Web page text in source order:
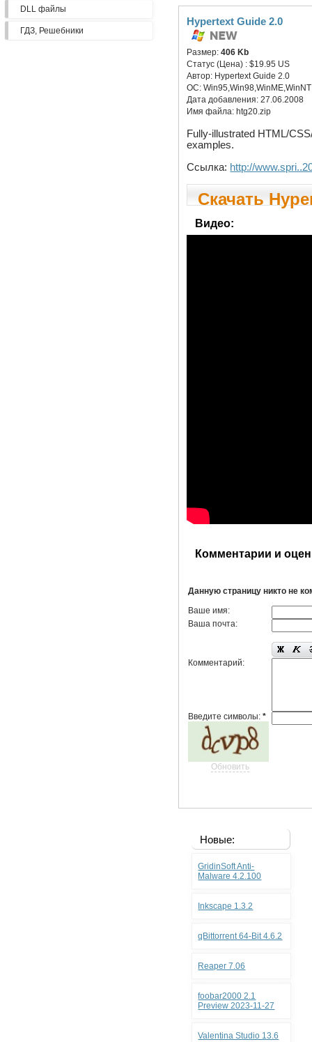
DLL файлы
ГДЗ, Решебники
Hypertext Guide 2.0
Размер:406 Kb
Статус (Цена) :$19.95 US
Автор: Hypertext Guide 2.0
ОС:
Дата добавления:27.06.2008
Имя файла: htg20.zip
Fully-illustrated HTML/
examples.
Ссылка: http://
Скачать
Видео:
Комментарии и
Данную страницу никто не
Ваше имя:
Ваша почта:
Комментарий:
Введите символы:*
Обновить
Новые:
GridinSoft Anti-
Malware 4.2.100
Inkscape 1.3.2
qBittorrent 64-Bit 4.6.2
Reaper 7.06
foobar2000 2.1
Preview 2023-11-27
Valentina Studio 13.6